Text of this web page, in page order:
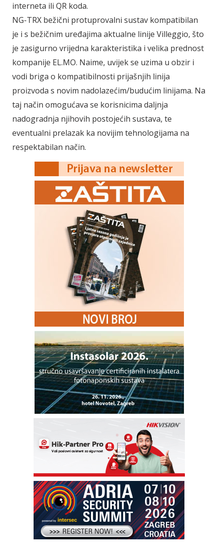
interneta ili QR koda.
NG-TRX bežični protuprovalni sustav kompatibilan
je i s bežičnim uređajima aktualne linije Villeggio, što
je zasigurno vrijedna karakteristika i velika prednost
kompanije EL.MO. Naime, uvijek se uzima u obzir i
vodi briga o kompatibilnosti prijašnjih linija
proizvoda s novim nadolazećim/budućim linijama. Na
taj način omogućava se korisnicima daljnja
nadogradnja njihovih postojećih sustava, te
eventualni prelazak ka novijim tehnologijama na
respektabilan način.